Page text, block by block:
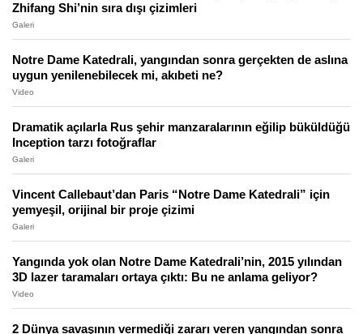
Zhifang Shi’nin sıra dışı çizimleri
Galeri
Notre Dame Katedrali, yangından sonra gerçekten de aslına
uygun yenilenebilecek mi, akıbeti ne?
Video
Dramatik açılarla Rus şehir manzaralarının eğilip büküldüğü
Inception tarzı fotoğraflar
Galeri
Vincent Callebaut’dan Paris “Notre Dame Katedrali” için
yemyeşil, orijinal bir proje çizimi
Galeri
Yangında yok olan Notre Dame Katedrali’nin, 2015 yılından
3D lazer taramaları ortaya çıktı: Bu ne anlama geliyor?
Video
2 Dünya savaşının vermediği zararı veren yangından sonra